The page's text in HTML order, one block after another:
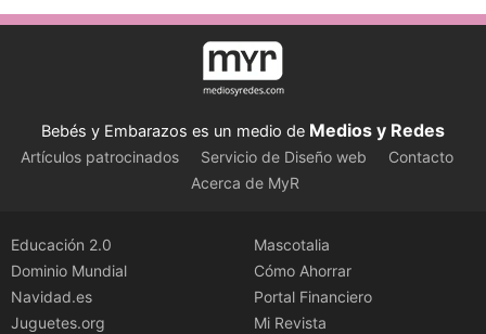
Bebés y Embarazos es un medio de Medios y Redes
Artículos patrocinados Servicio de Diseño web
Contacto
Acerca de MyR
Educación 2.0
Dominio Mundial
Navidad.es
Juguetes.org
Mascotalia
Cómo Ahorrar
Portal Financiero
Mi Revista